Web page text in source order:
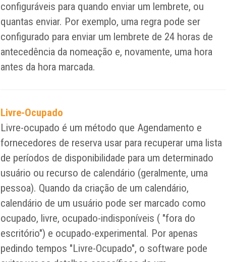
configuráveis ​​para quando enviar um lembrete, ou
quantas enviar. Por exemplo, uma regra pode ser
configurado para enviar um lembrete de 24 horas de
antecedência da nomeação e, novamente, uma hora
antes da hora marcada.
Livre-Ocupado
Livre-ocupado é um método que Agendamento e
fornecedores de reserva usar para recuperar uma lista
de períodos de disponibilidade para um determinado
usuário ou recurso de calendário (geralmente, uma
pessoa). Quando da criação de um calendário,
calendário de um usuário pode ser marcado como
ocupado, livre, ocupado-indisponíveis ( "fora do
escritório") e ocupado-experimental. Por apenas
pedindo tempos "Livre-Ocupado", o software pode